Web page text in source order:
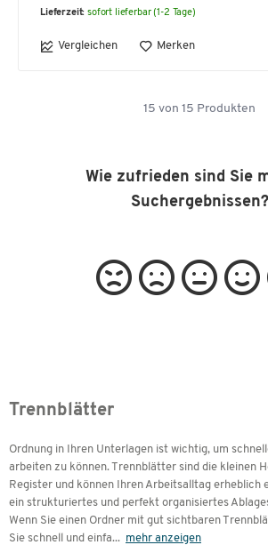
Lieferzeit: sofort lieferbar (1-2 Tage)
Vergleichen Merken
15 von 15 Produkten
Wie zufrieden sind Sie
Suchergebnissen?
Trennblätter
Ordnung in Ihren Unterlagen ist wichtig, um
arbeiten zu können. Trennblätter sind die kleinen
Register und können Ihren Arbeitsalltag erheblich
ein strukturiertes und perfekt organisiertes
Wenn Sie einen Ordner mit gut sichtbaren
Sie schnell und einfa... mehr anzeigen